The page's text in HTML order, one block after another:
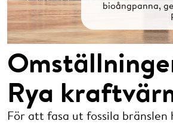
bioångpanna,
Rya
För att fasa ut fossila bränslen